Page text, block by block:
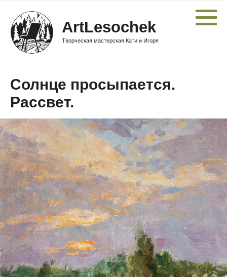
ArtLesochek
Творческая мастерская Кати и Игоря
Солнце просыпается.
Рассвет.
Солнце просыпается.
Рассвет.
Размер:
30 Ш x 25 В x 0,5 Т cm
Материал:
Картон, масло.
Год: 2020
Автор: Катерина Белая
Узнать стоимость